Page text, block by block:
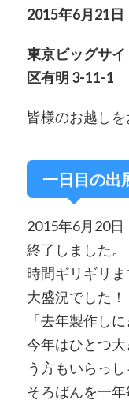
2015年6月21日
東京ビッグサ
区有明 3-11-1
皆様のお越し
一日目の出
2015年6月20
終了しました。
時間ギリギリ
大盛況でした！
「去年製作し
今年はひとつ
う方もいらっし
そろばんを一